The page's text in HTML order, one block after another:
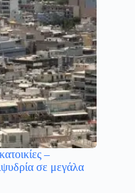
–
σε μεγάλα